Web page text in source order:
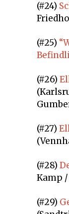
(#24)
(#25)
(#26)
(#27)
(#28)
Kamp
(#29)